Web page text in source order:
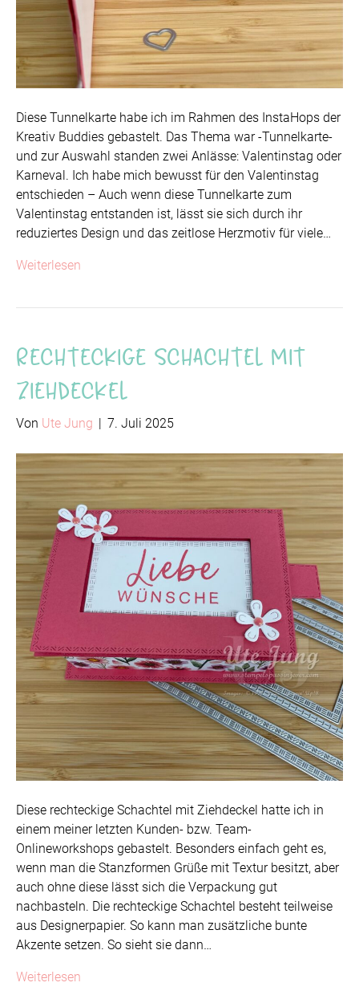
Diese Tunnelkarte habe ich im Rahmen des InstaHops der
Kreativ Buddies gebastelt. Das Thema war -Tunnelkarte-
und zur Auswahl standen zwei Anlässe: Valentinstag oder
Karneval. Ich habe mich bewusst für den Valentinstag
entschieden – Auch wenn diese Tunnelkarte zum
Valentinstag entstanden ist, lässt sie sich durch ihr
reduziertes Design und das zeitlose Herzmotiv für viele…
Weiterlesen
Rechteckige Schachtel mit
Ziehdeckel
Von Ute Jung | 7. Juli 2025
Diese rechteckige Schachtel mit Ziehdeckel hatte ich in
einem meiner letzten Kunden- bzw. Team-
Onlineworkshops gebastelt. Besonders einfach geht es,
wenn man die Stanzformen Grüße mit Textur besitzt, aber
auch ohne diese lässt sich die Verpackung gut
nachbasteln. Die rechteckige Schachtel besteht teilweise
aus Designerpapier. So kann man zusätzliche bunte
Akzente setzen. So sieht sie dann…
Weiterlesen